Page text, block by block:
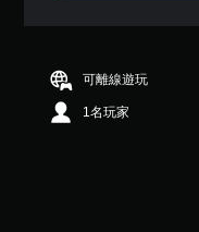
可離線遊玩
1名玩家